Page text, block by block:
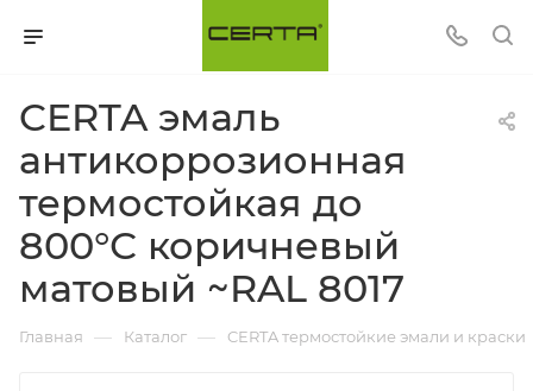
CERTA эмаль
антикоррозионная
термостойкая до
800°С коричневый
матовый ~RAL 8017
Главная — Каталог — CERTA термостойкие эмали и краски